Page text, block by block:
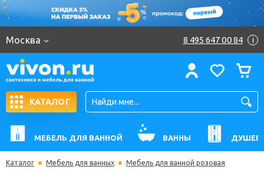
Москва 8 495 647 00 84 i
КАТАЛОГ
МЕБЕЛЬ ДЛЯ ВАННОЙ ВАННЫ
Каталог Мебель для ванных Мебель для ванной розовая